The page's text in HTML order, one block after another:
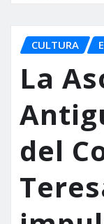
CULTURA
La
del